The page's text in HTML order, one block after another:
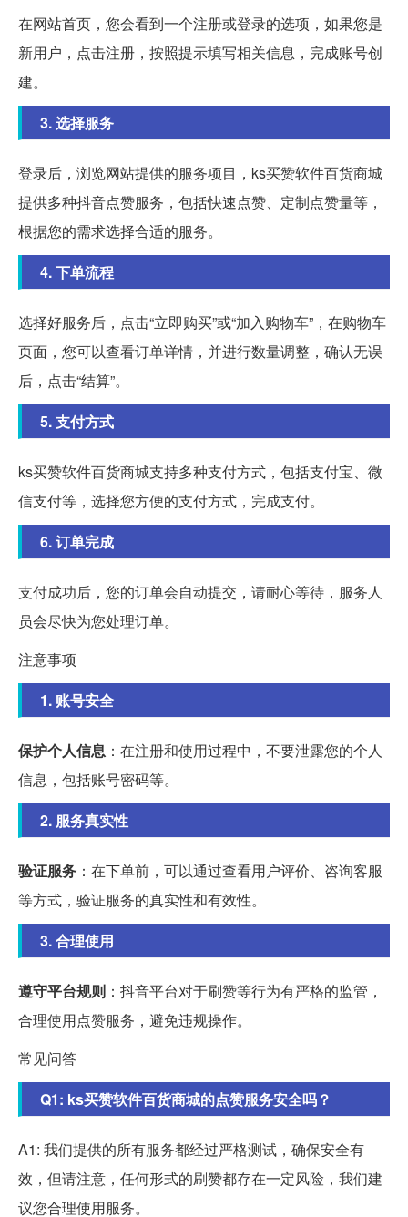
在网站首页，您会看到一个注册或登录的选项，如果您是
新用户，点击注册，按照提示填写相关信息，完成账号创
建。
3. 选择服务
登录后，浏览网站提供的服务项目，ks买赞软件百货商城
提供多种抖音点赞服务，包括快速点赞、定制点赞量等，
根据您的需求选择合适的服务。
4. 下单流程
选择好服务后，点击“立即购买”或“加入购物车”，在购物车
页面，您可以查看订单详情，并进行数量调整，确认无误
后，点击“结算”。
5. 支付方式
ks买赞软件百货商城支持多种支付方式，包括支付宝、微
信支付等，选择您方便的支付方式，完成支付。
6. 订单完成
支付成功后，您的订单会自动提交，请耐心等待，服务人
员会尽快为您处理订单。
注意事项
1. 账号安全
保护个人信息 ：在注册和使用过程中，不要泄露您的个人
信息，包括账号密码等。
2. 服务真实性
验证服务 ：在下单前，可以通过查看用户评价、咨询客服
等方式，验证服务的真实性和有效性。
3. 合理使用
遵守平台规则 ：抖音平台对于刷赞等行为有严格的监管，
合理使用点赞服务，避免违规操作。
常见问答
Q1: ks买赞软件百货商城的点赞服务安全吗？
A1: 我们提供的所有服务都经过严格测试，确保安全有
效，但请注意，任何形式的刷赞都存在一定风险，我们建
议您合理使用服务。